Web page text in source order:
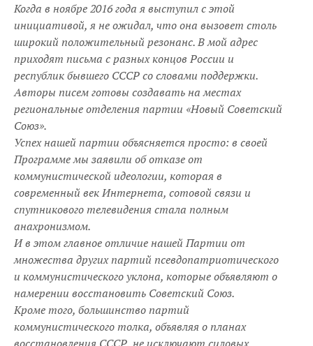
Когда в ноябре 2016 года я выступил с этой
инициативой, я не ожидал, что она вызовет столь
широкий положительный резонанс. В мой адрес
приходят письма с разных концов России и
республик бывшего СССР со словами поддержки.
Авторы писем готовы создавать на местах
региональные отделения партии «Новый Советский
Союз».
Успех нашей партии объясняется просто: в своей
Программе мы заявили об отказе от
коммунистической идеологии, которая в
современный век Интернета, сотовой связи и
спутникового телевидения стала полным
анахронизмом.
И в этом главное отличие нашей Партии от
множества других партий псевдопатриотического
и коммунистического уклона, которые объявляют о
намерении восстановить Советский Союз.
Кроме того, большинство партий
коммунистического толка, объявляя о планах